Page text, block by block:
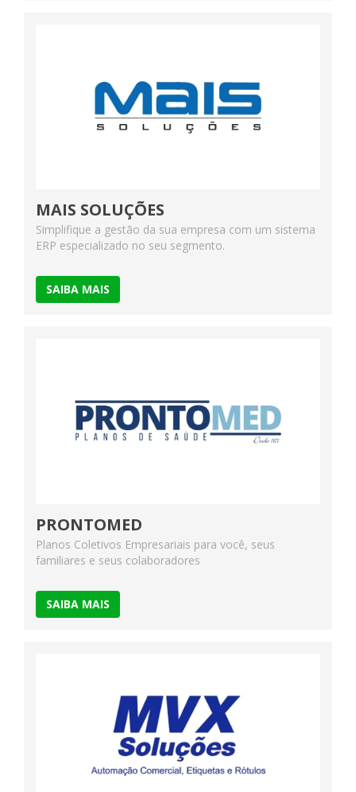
MAIS SOLUÇÕES
Simplifique a gestão da sua empresa com um sistema
ERP especializado no seu segmento.
SAIBA MAIS
PRONTOMED
Planos Coletivos Empresariais para você, seus
familiares e seus colaboradores
SAIBA MAIS